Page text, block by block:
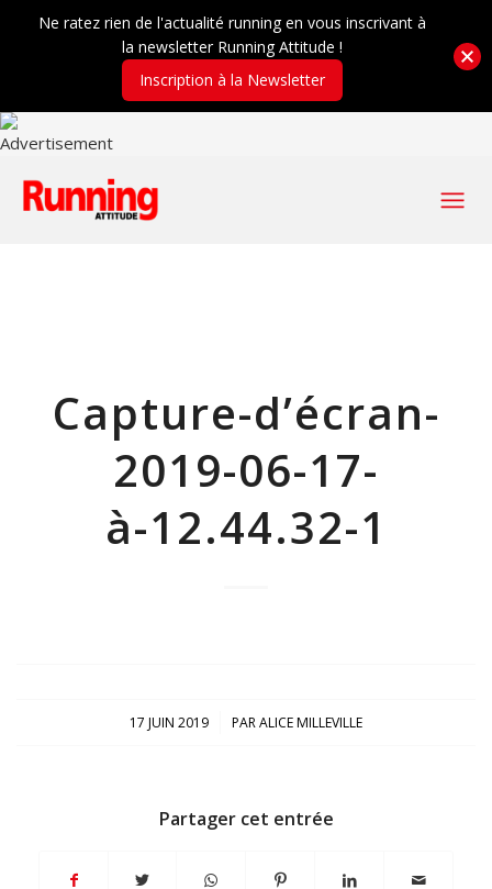
Capture-d’écran-
2019-06-17-
à-12.44.32-1
17 JUIN 2019
/ PARALICE MILLEVILLE
Partager cet entrée
Ne ratez rien de l'actualité running en vous inscrivant à
la newsletter Running Attitude !
Inscription à la Newsletter